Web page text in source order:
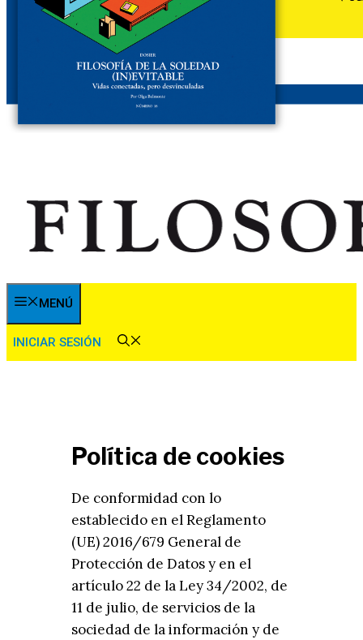
MENÚ
INICIAR SESIÓN
Política de cookies
De conformidad con lo
establecido en el Reglamento
(UE) 2016/679 General de
Protección de Datos y en el
artículo 22 de la Ley 34/2002, de
11 de julio, de servicios de la
sociedad de la información y de